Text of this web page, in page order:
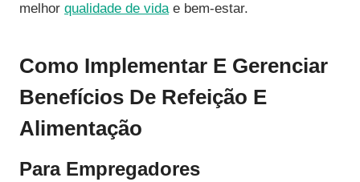
melhor qualidade de vidae bem-estar.
Como Implementar E Gerenciar
Benefícios De Refeição E
Alimentação
Para Empregadores